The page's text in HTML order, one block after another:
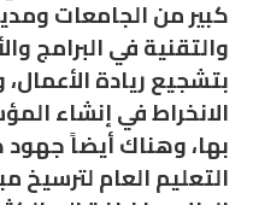
كبير من الجامعات
والتقنية في البرامج
بتشجيع ريادة
الانخراط في إنشاء
بها، وهناك أيضاً
التعليم العام لترسيخ